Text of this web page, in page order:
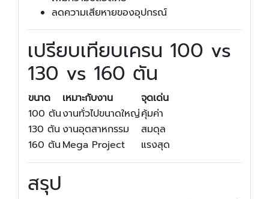
ลดความเสียหายของอุปกรณ์
เปรียบเทียบเครน 100 vs
130 vs 160 ตัน
ขนาด เหมาะกับงาน
จุดเด่น
100 ตันงานทั่วไปขนาดใหญ่คุ้มค่า
130 ตัน งานอุตสาหกรรม
สมดุล
160 ตัน Mega Project แรงสุด
สรุป